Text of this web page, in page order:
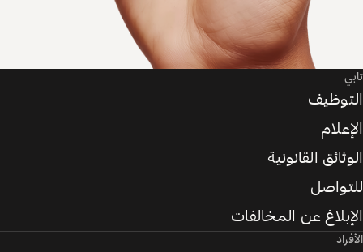
تابي
التوظيف
الإعلام
الوثائق القانونية
للتواصل
الإبلاغ عن المخالفات
الأفراد